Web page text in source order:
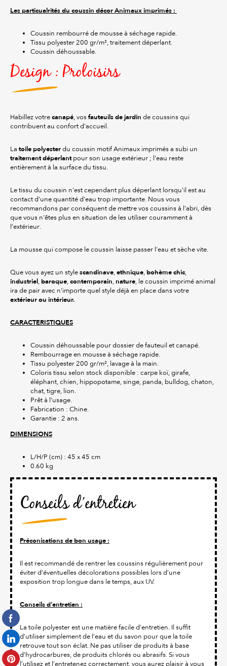
Les particualrités du coussin décor Animaux imprimés :
Coussin rembourré de mousse à séchage rapide.
Tissu polyester 200 gr/m², traitement déperlant.
Coussin déhoussable.
Design : Proloisirs
Habillez votre canapé , vos fauteuils de jardin de coussins qui
contribuent au confort d'accueil.
La toile polyester du coussin motif Animaux imprimés a subi un
traitement déperlantpour son usage extérieur ; l'eau reste
entièrement à la surface du tissu.
Le tissu du coussin n'est cependant plus déperlant lorsqu'il est au
contact d'une quantité d'eau trop importante. Nous vous
recommandons par conséquent de mettre vos coussins à l'abri, dès
que vous n'êtes plus en situation de les utiliser couramment à
l'extérieur.
La mousse qui compose le coussin laisse passer l'eau et sèche vite.
Que vous ayez un style scandinave ethnique bohème chic
industriel baroque contemporain nature , le coussin imprimé animal
ira de pair avec n'importe quel style déjà en place dans votre
extérieur ou intérieur.
CARACTERISTIQUES
Coussin déhoussable pour dossier de fauteuil et canapé.
Rembourrage en mousse à séchage rapide.
Tissu polyester 200 gr/m², lavage à la main.
Coloris tissu selon stock disponible : carpe koï, girafe,
éléphant, chien, hippopotame, singe, panda, bulldog, chaton,
chat, tigre, lion.
Prêt à l’usage.
Fabrication : Chine.
Garantie : 2 ans.
DIMENSIONS
L/H/P (cm) : 45 x 45 cm
0.60 kg
Conseils d’entretien
Préconisations de bon usage :
Il est recommandé de rentrer les coussins régulièrement pour
éviter d’éventuelles décolorations possibles lors d’une
exposition trop longue dans le temps, aux UV.
Conseils d’entretien :
La toile polyester est une matière facile d’entretien. Il suffit
d’utiliser simplement de l’eau et du savon pour que la toile
retrouve tout son éclat. Ne pas utiliser de produits à base
d’hydrocarbures, de produits chlorés ou abrasifs. Si vous
l’utilisez et l’entretenez correctement, vous aurez plaisir à vous